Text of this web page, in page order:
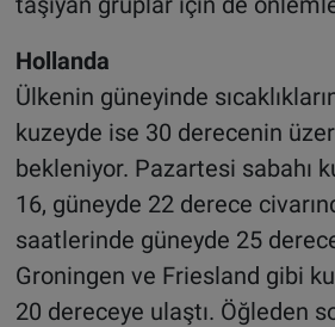
Hollanda
Ülkenin güneyinde
kuzeyde ise 30 derecenin
bekleniyor. Pazartesi sabahı
16, güneyde 22 derece
saatlerinde güneyde 25
Groningen ve Friesland gibi
20 dereceye ulaştı. Öğleden